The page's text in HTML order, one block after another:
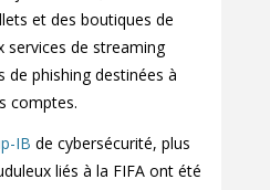
et des boutiques de
de streaming
de phishing destinées à
comptes.
IB de cybersécurité, plus
liés à la FIFA ont été